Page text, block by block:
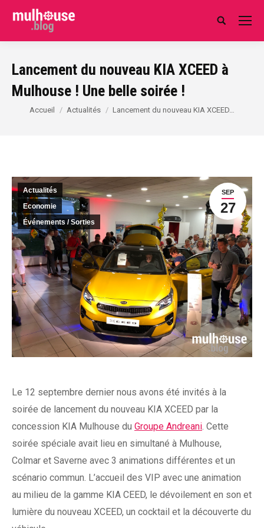
Search:
Lancement du nouveau KIA XCEED à
Mulhouse ! Une belle soirée !
Vous êtes ici :
Accueil Actualités Lancement du nouveau KIA XCEED…
SEP
27
Actualités
Economie
Événements / Sorties
Le 12 septembre dernier nous avons été invités à la
soirée de lancement du nouveau KIA XCEED par la
concession KIA Mulhouse du Groupe Andreani. Cette
soirée spéciale avait lieu en simultané à Mulhouse,
Colmar et Saverne avec 3 animations différentes et un
scénario commun. L’accueil des VIP avec une animation
au milieu de la gamme KIA CEED, le dévoilement en son et
lumière du nouveau XCEED, un cocktail et la découverte du